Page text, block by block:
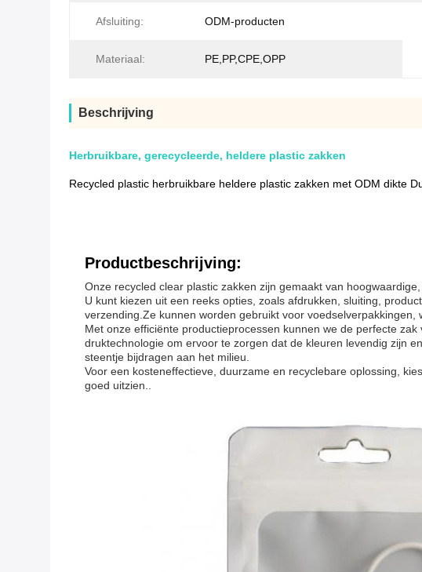
Afsluiting: ODM-producten
Materiaal: PE,PP,CPE,OPP
Beschrijving
Herbruikbare, gerecycleerde, heldere plastic zakken
Recycled plastic herbruikbare heldere plastic zakken met ODM dikte
Productbeschrijving:
Onze recycled clear plastic zakken zijn gemaakt van
U kunt kiezen uit een reeks opties, zoals afdrukken, sluiting,
verzending.Ze kunnen worden gebruikt voor voedselverpakkingen,
Met onze efficiënte productieprocessen kunnen we de perfecte
druktechnologie om ervoor te zorgen dat de kleuren levendig zijn
steentje bijdragen aan het milieu.
Voor een kosteneffectieve, duurzame en recyclebare oplossing,
goed uitzien..